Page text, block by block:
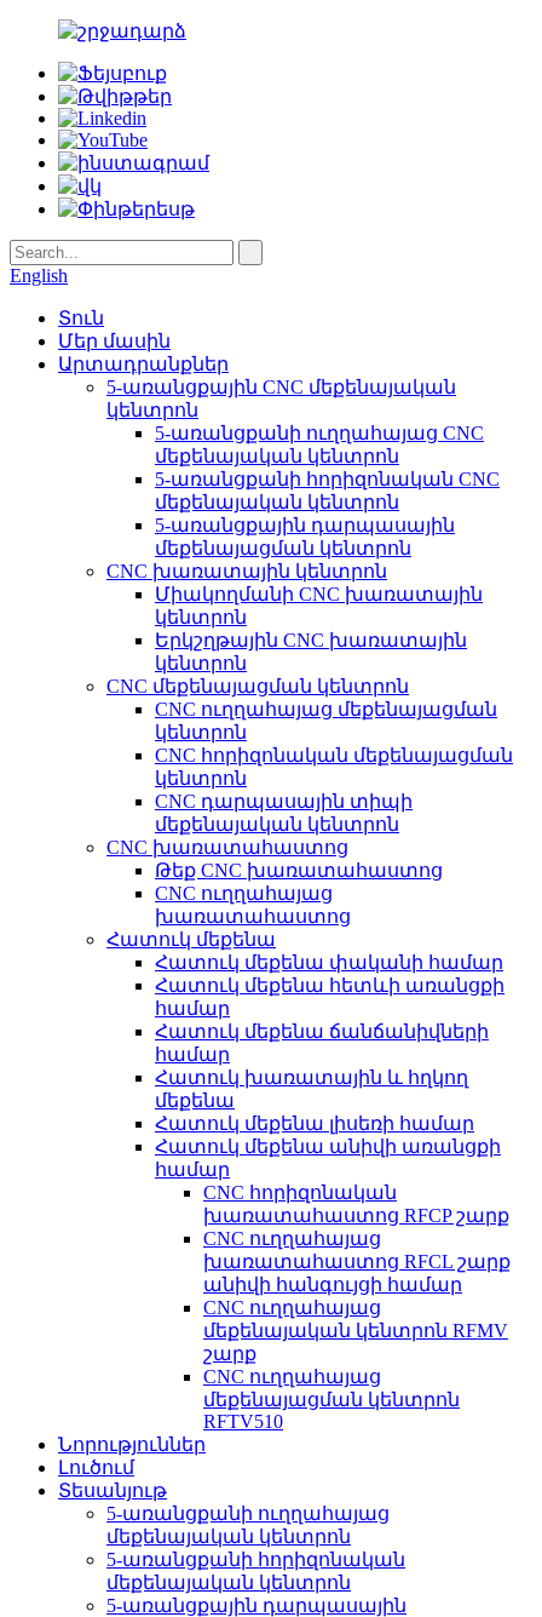
English
Տուն
Մեր մասին
Արտադրանքներ
5-առանցքային CNC մեքենայական
կենտրոն
5-առանցքանի ուղղահայաց CNC
մեքենայական կենտրոն
5-առանցքանի հորիզոնական CNC
մեքենայական կենտրոն
5-առանցքային դարպասային
մեքենայացման կենտրոն
CNC խառատային կենտրոն
Միակողմանի CNC խառատային
կենտրոն
Երկշղթային CNC խառատային
կենտրոն
CNC մեքենայացման կենտրոն
CNC ուղղահայաց մեքենայացման
կենտրոն
CNC հորիզոնական մեքենայացման
կենտրոն
CNC դարպասային տիպի
մեքենայական կենտրոն
CNC խառատահաստոց
Թեք CNC խառատահաստոց
CNC ուղղահայաց
խառատահաստոց
Հատուկ մեքենա
Հատուկ մեքենա փականի համար
Հատուկ մեքենա հետևի առանցքի
համար
Հատուկ մեքենա ճանճանիվների
համար
Հատուկ խառատային և հղկող
մեքենա
Հատուկ մեքենա լիսեռի համար
Հատուկ մեքենա անիվի առանցքի
համար
CNC հորիզոնական
խառատահաստոց RFCP շարք
CNC ուղղահայաց
խառատահաստոց RFCL շարք
անիվի հանգույցի համար
CNC ուղղահայաց
մեքենայական կենտրոն RFMV
շարք
CNC ուղղահայաց
մեքենայացման կենտրոն
RFTV510
Նորություններ
Լուծում
Տեսանյութ
5-առանցքանի ուղղահայաց
մեքենայական կենտրոն
5-առանցքանի հորիզոնական
մեքենայական կենտրոն
5-առանցքային դարպասային